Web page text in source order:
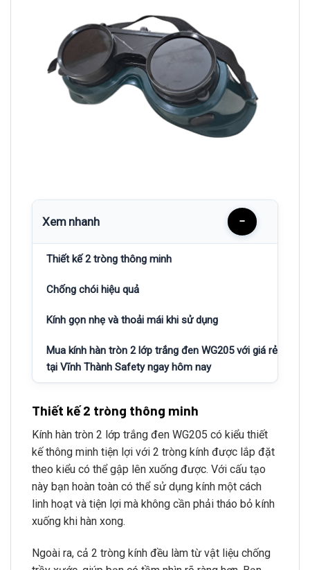
Xem nhanh −
Thiết kế 2 tròng thông minh
Chống chói hiệu quả
Kính gọn nhẹ và thoải mái khi sử dụng
Mua kính hàn tròn 2 lớp trắng đen WG205 với giá rẻ
tại Vĩnh Thành Safety ngay hôm nay
Thiết kế 2 tròng thông minh
Kính hàn tròn 2 lớp trắng đen WG205 có kiểu thiết
kế thông minh tiện lợi với 2 tròng kính được lắp đặt
theo kiểu có thể gập lên xuống được. Với cấu tạo
này bạn hoàn toàn có thể sử dụng kính một cách
linh hoạt và tiện lợi mà không cần phải tháo bỏ kính
xuống khi hàn xong.
Ngoài ra, cả 2 tròng kính đều làm từ vật liệu chống